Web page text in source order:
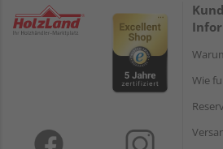
Wie